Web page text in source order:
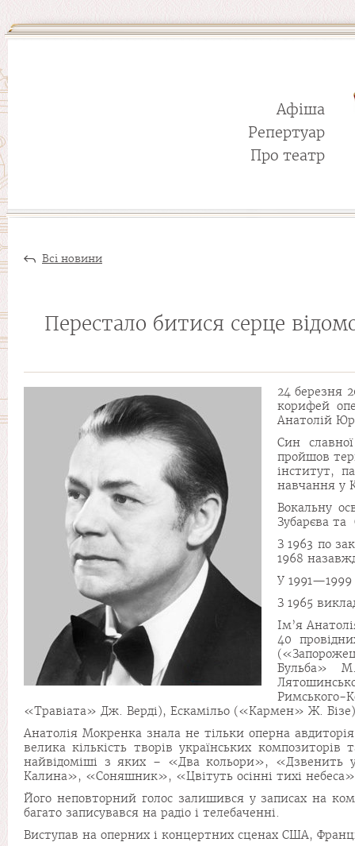
Афіша
Репертуар
Про театр
Всі новини
Перестало битися серце
24 березня
корифей
Анатолій
Син
пройшов
інститут,
навчання у
Вокальну
Зубарєва та
З 1963 по
1968
У 1991—1999
З 1965
Ім’я
40
Бульба»
Римського-
«Травіата» Дж. Верді), Ескамільо («Кармен» Ж.
Анатолія Мокренка знала не тільки оперна
велика кількість творів українських
найвідоміші з яких – «Два кольори»,
Калина», «Соняшник», «Цвітуть осінні тихі
Його неповторний голос залишився у записах на
багато записувався на радіо і телебаченні.
Виступав на оперних і концертних сценах США,